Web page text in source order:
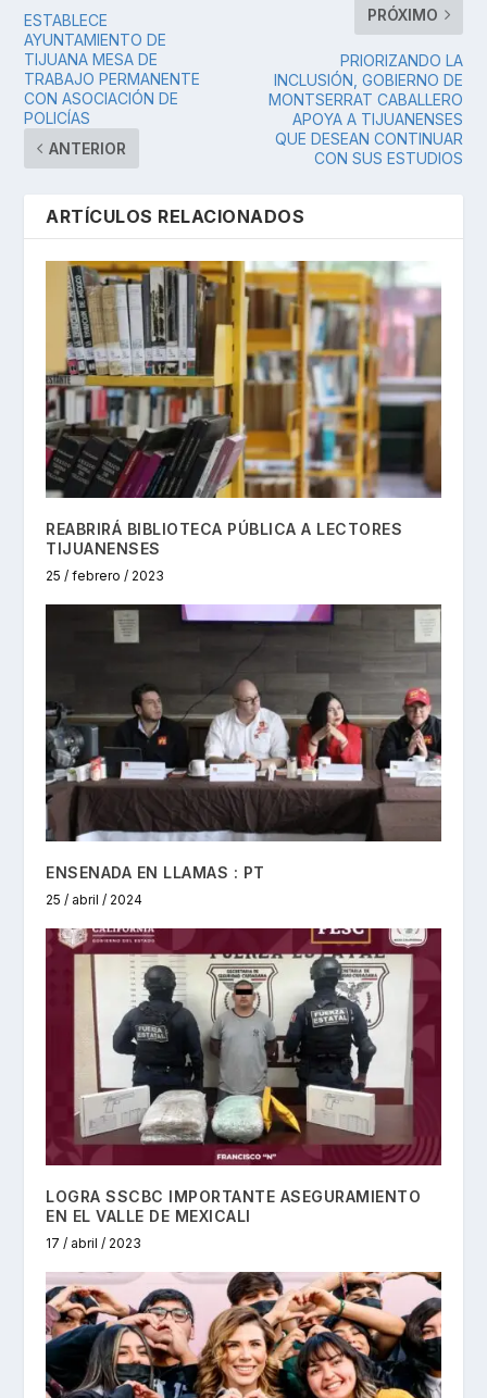
ESTABLECE
AYUNTAMIENTO DE
TIJUANA MESA DE
TRABAJO PERMANENTE
CON ASOCIACIÓN DE
POLICÍAS
ANTERIOR
PRÓXIMO
PRIORIZANDO LA
INCLUSIÓN, GOBIERNO DE
MONTSERRAT CABALLERO
APOYA A TIJUANENSES
QUE DESEAN CONTINUAR
CON SUS ESTUDIOS
ARTÍCULOS RELACIONADOS
REABRIRÁ BIBLIOTECA PÚBLICA A LECTORES
TIJUANENSES
25 / febrero / 2023
ENSENADA EN LLAMAS : PT
25 / abril / 2024
LOGRA SSCBC IMPORTANTE ASEGURAMIENTO
EN EL VALLE DE MEXICALI
17 / abril / 2023